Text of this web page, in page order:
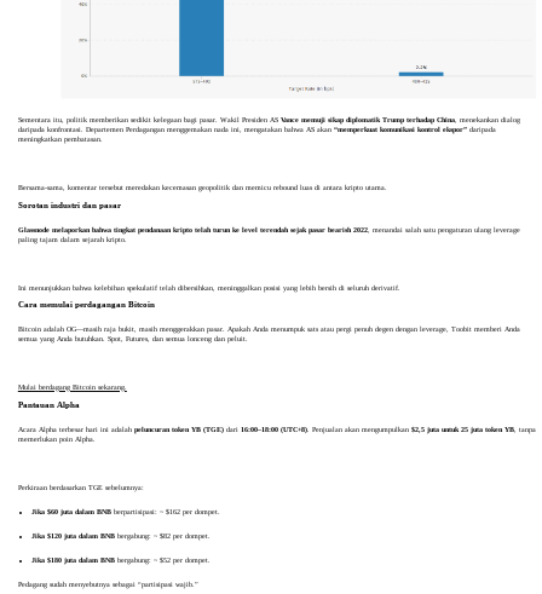
Sementara itu, politik memberikan sedikit kelegaan bagi pasar. Wakil Presiden AS Vance memuji sikap diplomatik Trump terhadap China, menekankan dialog
daripada konfrontasi. Departemen Perdagangan menggemakan nada ini, mengatakan bahwa AS akan “memperkuat komunikasi kontrol ekspor”daripada
meningkatkan pembatasan.
Bersama-sama, komentar tersebut meredakan kecemasan geopolitik dan memicu rebound luas di antara kripto utama.
Sorotan industri dan pasar
Glassnode melaporkan bahwa tingkat pendanaan kripto telah turun ke level terendah sejak pasar bearish 2022, menandai salah satu pengaturan ulang leverage
paling tajam dalam sejarah kripto.
Ini menunjukkan bahwa kelebihan spekulatif telah dibersihkan, meninggalkan posisi yang lebih bersih di seluruh derivatif.
Cara memulai perdagangan Bitcoin
Bitcoin adalah OG—masih raja bukit, masih menggerakkan pasar. Apakah Anda menumpuk sats atau pergi penuh degen dengan leverage, Toobit memberi Anda
semua yang Anda butuhkan. Spot, Futures, dan semua lonceng dan peluit.
Mulai berdagang Bitcoin sekarang.
Pantauan Alpha
Acara Alpha terbesar hari ini adalah peluncuran token YB (TGE)dari 16:00–18:00 (UTC+8). Penjualan akan mengumpulkan $2,5 juta untuk 25 juta token YB, tanpa
memerlukan poin Alpha.
Perkiraan berdasarkan TGE sebelumnya:
Jika $60 juta dalam BNBberpartisipasi: ~ $162 per dompet.
Jika $120 juta dalam BNBbergabung: ~ $82 per dompet.
Jika $180 juta dalam BNBbergabung: ~ $52 per dompet.
Pedagang sudah menyebutnya sebagai “partisipasi wajib.”